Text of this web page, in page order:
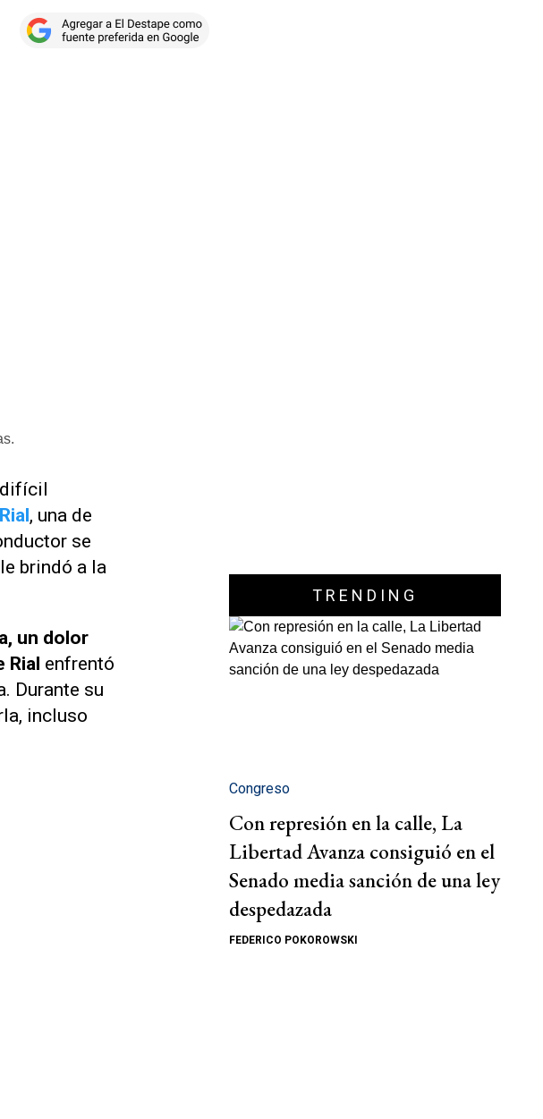
difícil
, una de
se
brindó a la
un dolor
Rial enfrentó
Durante su
incluso
TRENDING
Congreso
Con represión en la calle, La
Libertad Avanza consiguió en el
Senado media sanción de una ley
despedazada
FEDERICO POKOROWSKI